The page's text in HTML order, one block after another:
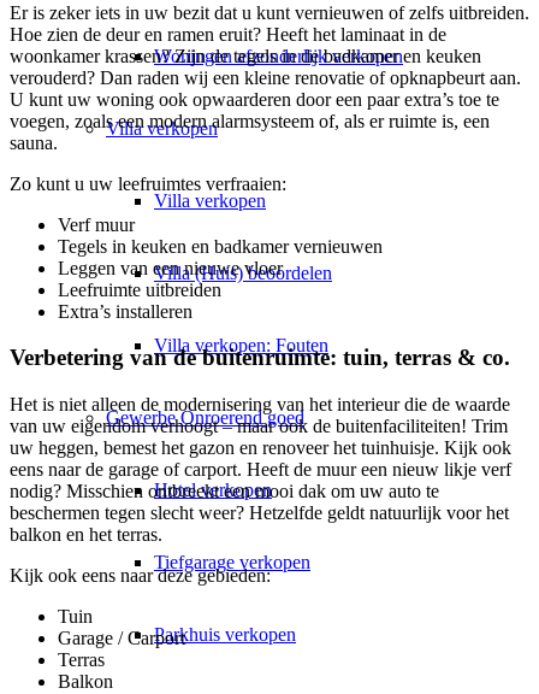
Woningen afzonderlijk verkopen
Villaverkopen
Villa verkopen
Villa (Huis) beoordelen
Villa verkopen: Fouten
GewerbeOnroerend goed
Hotel verkopen
Tiefgarage verkopen
Parkhuis verkopen
Er is zeker iets in uw bezit dat u kunt vernieuwen of zelfs uitbreiden.
Hoe zien de deur en ramen eruit? Heeft het laminaat in de
woonkamer krassen? Zijn de tegels in de badkamer en keuken
verouderd? Dan raden wij een kleine renovatie of opknapbeurt aan.
U kunt uw woning ook opwaarderen door een paar extra’s toe te
voegen, zoals een modern alarmsysteem of, als er ruimte is, een
sauna.
Zo kunt u uw leefruimtes verfraaien:
Verf muur
Tegels in keuken en badkamer vernieuwen
Leggen van een nieuwe vloer
Leefruimte uitbreiden
Extra’s installeren
Verbetering van de buitenruimte: tuin, terras & co.
Het is niet alleen de modernisering van het interieur die de waarde
van uw eigendom verhoogt – maar ook de buitenfaciliteiten! Trim
uw heggen, bemest het gazon en renoveer het tuinhuisje. Kijk ook
eens naar de garage of carport. Heeft de muur een nieuw likje verf
nodig? Misschien ontbreekt een mooi dak om uw auto te
beschermen tegen slecht weer? Hetzelfde geldt natuurlijk voor het
balkon en het terras.
Kijk ook eens naar deze gebieden:
Tuin
Garage / Carport
Terras
Balkon